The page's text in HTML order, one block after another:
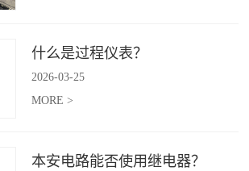
什么是过程仪表？
2026-03-25
MORE >
本安电路能否使用继电器？